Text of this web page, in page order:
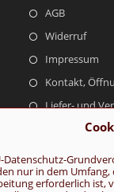
nur in dem
erforderlich ist,
AGB
Widerruf
Impressum
Kontakt,
Liefer- und